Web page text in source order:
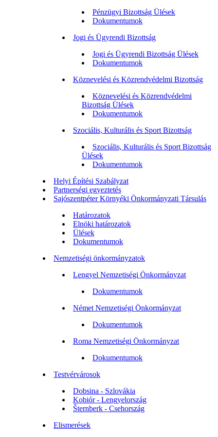
Pénzügyi Bizottság Ülések
Dokumentumok
Jogi és Ügyrendi Bizottság
Jogi és Ügyrendi Bizottság Ülések
Dokumentumok
Köznevelési és Közrendvédelmi Bizottság
Köznevelési és Közrendvédelmi
Bizottság Ülések
Dokumentumok
Szociális, Kulturális és Sport Bizottság
Szociális, Kulturális és Sport Bizottság
Ülések
Dokumentumok
Helyi Építési Szabályzat
Partnerségi egyeztetés
Sajószentpéter Környéki Önkormányzati Társulás
Határozatok
Elnöki határozatok
Ülések
Dokumentumok
Nemzetiségi önkormányzatok
Lengyel Nemzetiségi Önkormányzat
Dokumentumok
Német Nemzetiségi Önkormányzat
Dokumentumok
Roma Nemzetiségi Önkormányzat
Dokumentumok
Testvérvárosok
Dobsina - Szlovákia
Kobiór - Lengyelország
Šternberk - Csehország
Elismerések